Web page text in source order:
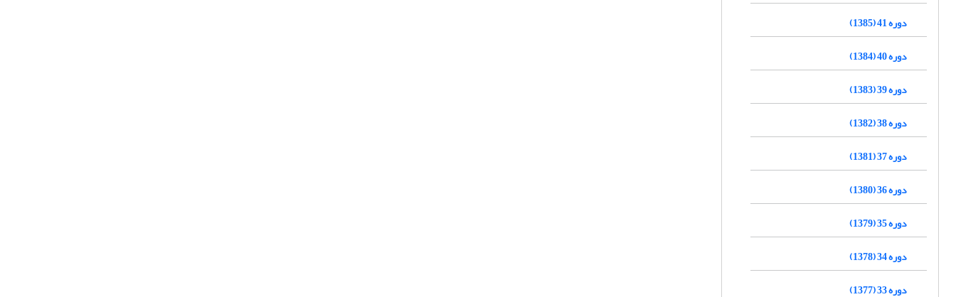
دوره 41 (1385)
دوره 40 (1384)
دوره 39 (1383)
دوره 38 (1382)
دوره 37 (1381)
دوره 36 (1380)
دوره 35 (1379)
دوره 34 (1378)
دوره 33 (1377)